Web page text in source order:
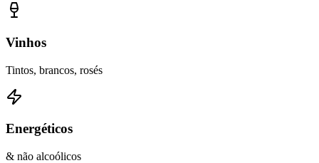
Vinhos
Tintos, brancos, rosés
Energéticos
& não alcoólicos